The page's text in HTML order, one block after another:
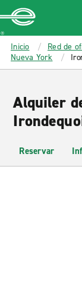
MAIN
CONTENT
Enterprise
Inicio Red de
Nueva York
Alquiler
Reservar